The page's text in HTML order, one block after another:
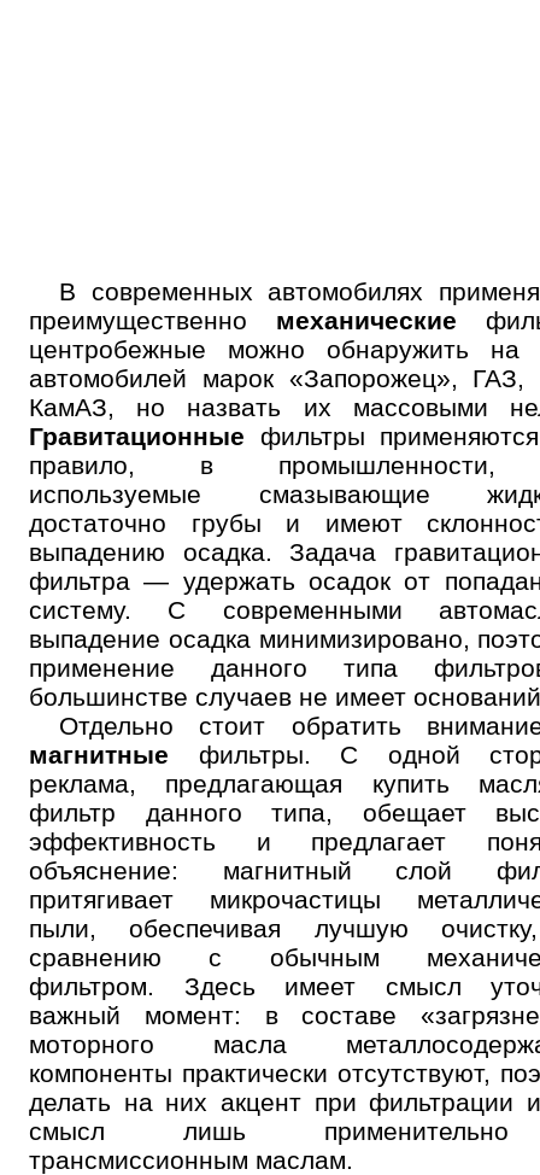
В современных автомобилях
преимущественно механические
центробежные можно обнаружить на
автомобилей марок «Запорожец»,
КамАЗ, но назвать их массовыми
Гравитационные фильтры
правило, в промышленности,
используемые смазывающие
достаточно грубы и имеют
выпадению осадка. Задача
фильтра — удержать осадок от
систему. С современными
выпадение осадка минимизировано,
применение данного типа
большинстве случаев не имеет
Отдельно стоит обратить
магнитные фильтры. С одной
реклама, предлагающая купить
фильтр данного типа, обещает
эффективность и предлагает
объяснение: магнитный слой
притягивает микрочастицы
пыли, обеспечивая лучшую
сравнению с обычным
фильтром. Здесь имеет смысл
важный момент: в составе
моторного масла
компоненты практически отсутствуют,
делать на них акцент при фильтрации
смысл лишь
трансмиссионным маслам.